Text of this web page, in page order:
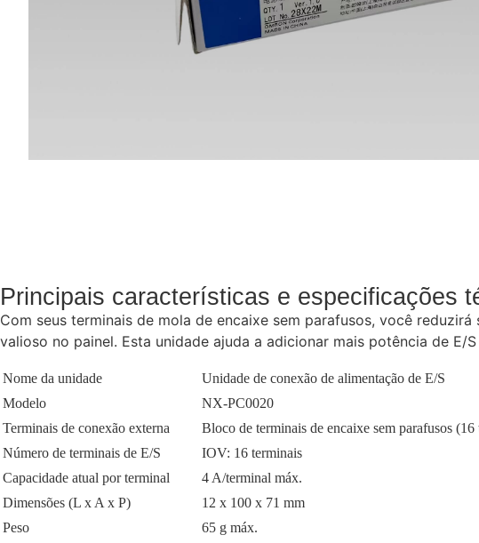
Principais características e especificações
Com seus terminais de mola de encaixe sem parafusos, você
valioso no painel. Esta unidade ajuda a adicionar mais potência de
Nome da unidade
Unidade de conexão de alimentação de E/S
Modelo
NX-PC0020
Terminais de conexão externa
Bloco de terminais de encaixe sem parafusos (16
Número de terminais de E/S
IOV: 16 terminais
Capacidade atual por terminal
4 A/terminal máx.
Dimensões (L x A x P)
12 x 100 x 71 mm
Peso
65 g máx.